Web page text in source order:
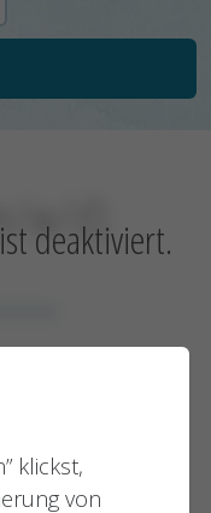
deaktiviert.
w/d)
klickst,
von